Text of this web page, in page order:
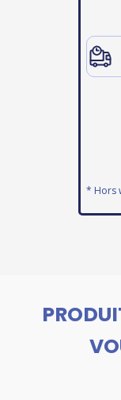
* Hors